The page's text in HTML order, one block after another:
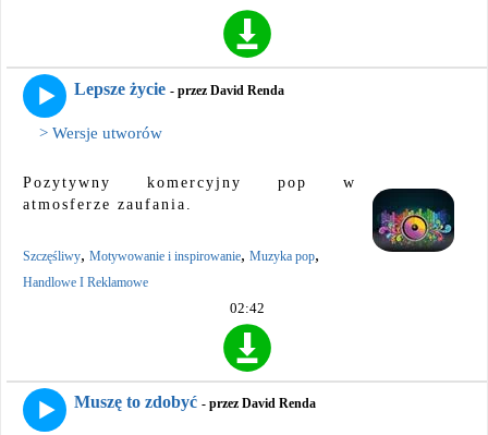
Lepsze życie - przez David Renda
> Wersje utworów
Pozytywny komercyjny pop w
atmosferze zaufania.
Szczęśliwy, Motywowanie i inspirowanie, Muzyka pop,
Handlowe I Reklamowe
02:42
Muszę to zdobyć - przez David Renda